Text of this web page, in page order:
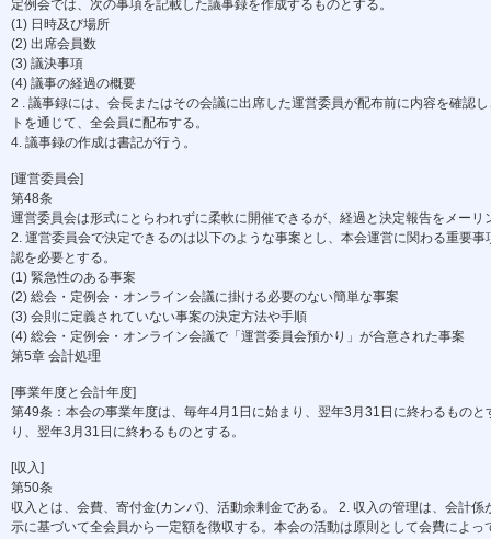
定例会では、次の事項を記載した議事録を作成するものとする。
(1) 日時及び場所
(2) 出席会員数
(3) 議決事項
(4) 議事の経過の概要
2 . 議事録には、会長またはその会議に出席した運営委員が配布前に内容を確認
トを通じて、全会員に配布する。
4. 議事録の作成は書記が行う。
[運営委員会]
第48条
運営委員会は形式にとらわれずに柔軟に開催できるが、経過と決定報告をメー
2. 運営委員会で決定できるのは以下のような事案とし、本会運営に関わる重要
認を必要とする。
(1) 緊急性のある事案
(2) 総会・定例会・オンライン会議に掛ける必要のない簡単な事案
(3) 会則に定義されていない事案の決定方法や手順
(4) 総会・定例会・オンライン会議で「運営委員会預かり」が合意された事案
第5章 会計処理
[事業年度と会計年度]
第49条：本会の事業年度は、毎年4月1日に始まり、翌年3月31日に終わるもの
り、翌年3月31日に終わるものとする。
[収入]
第50条
収入とは、会費、寄付金(カンパ)、活動余剰金である。 2. 収入の管理は、会計
示に基づいて全会員から一定額を徴収する。本会の活動は原則として会費によっ